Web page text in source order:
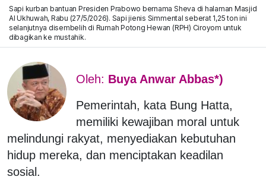
Sapi kurban bantuan Presiden Prabowo bernama Sheva di halaman Masjid
Al Ukhuwah, Rabu (27/5/2026). Sapi jienis Simmental seberat 1,25 ton ini
selanjutnya disembelih di Rumah Potong Hewan (RPH) Ciroyom untuk
dibagikan ke mustahik.
Oleh: Buya Anwar Abbas*)
Pemerintah, kata Bung Hatta,
memiliki kewajiban moral untuk
melindungi rakyat, menyediakan kebutuhan
hidup mereka, dan menciptakan keadilan
sosial.